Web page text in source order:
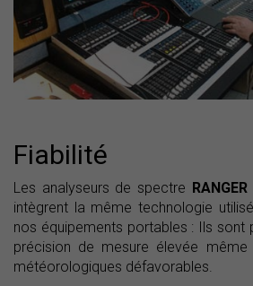
Fiabilité
Les analyseurs de spectre RANGER
intègrent la même technologie
nos équipements portables : Ils sont
précision de mesure élevée
météorologiques défavorables.